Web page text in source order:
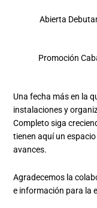
Abierta
Promoción
Una fecha más en la
instalaciones y
Completo siga
tienen aquí un
avances.
Agradecemos la
e información para la